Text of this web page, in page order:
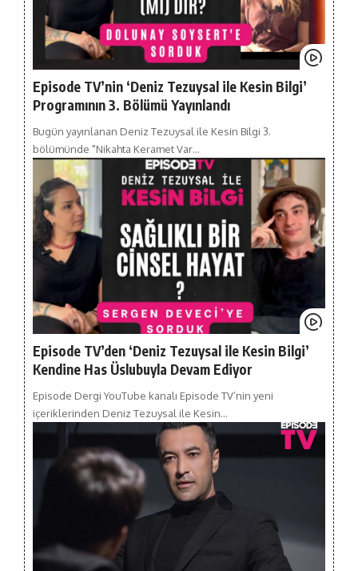
Episode TV’nin ‘Deniz Tezuysal ile Kesin Bilgi’
Programının 3. Bölümü Yayınlandı
Bugün yayınlanan Deniz Tezuysal ile Kesin Bilgi 3.
bölümünde "Nikahta Keramet Var…
Episode TV’den ‘Deniz Tezuysal ile Kesin Bilgi’
Kendine Has Üslubuyla Devam Ediyor
Episode Dergi YouTube kanalı Episode TV’nin yeni
içeriklerinden Deniz Tezuysal ile Kesin…